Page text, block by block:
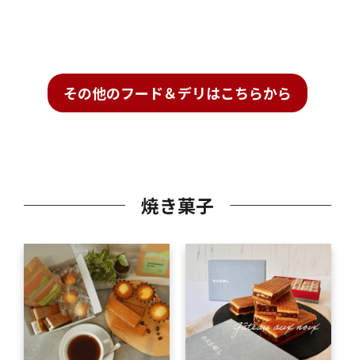
その他のフード＆デリはこちらから
焼き菓子